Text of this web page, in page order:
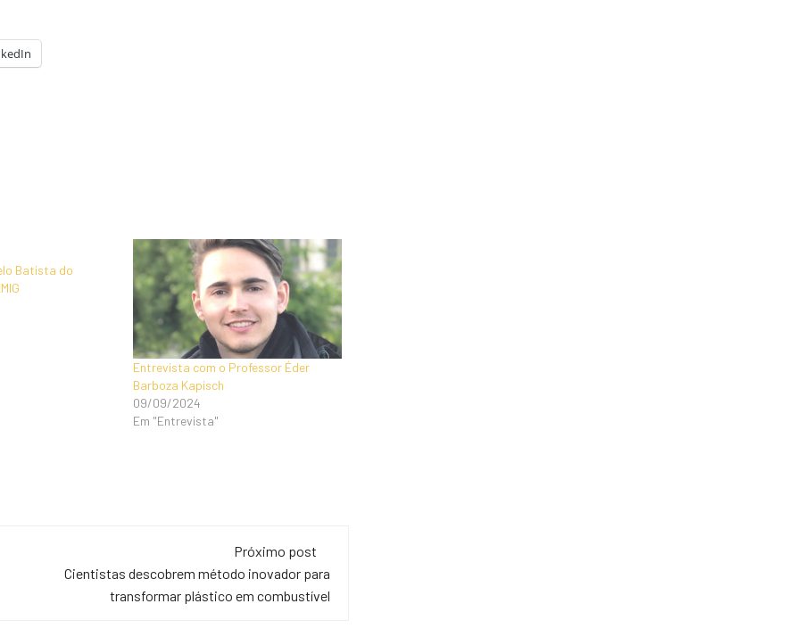
Batista do
Entrevista com o Professor Éder
Barboza Kapisch
09/09/2024
Em "Entrevista"
Próximo post
Cientistas descobrem método inovador para
transformar plástico em combustível